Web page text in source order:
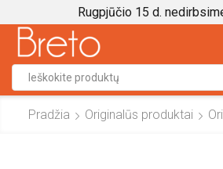
Rugpjūčio 15 d.
input
Pradžia Originalūs produktai